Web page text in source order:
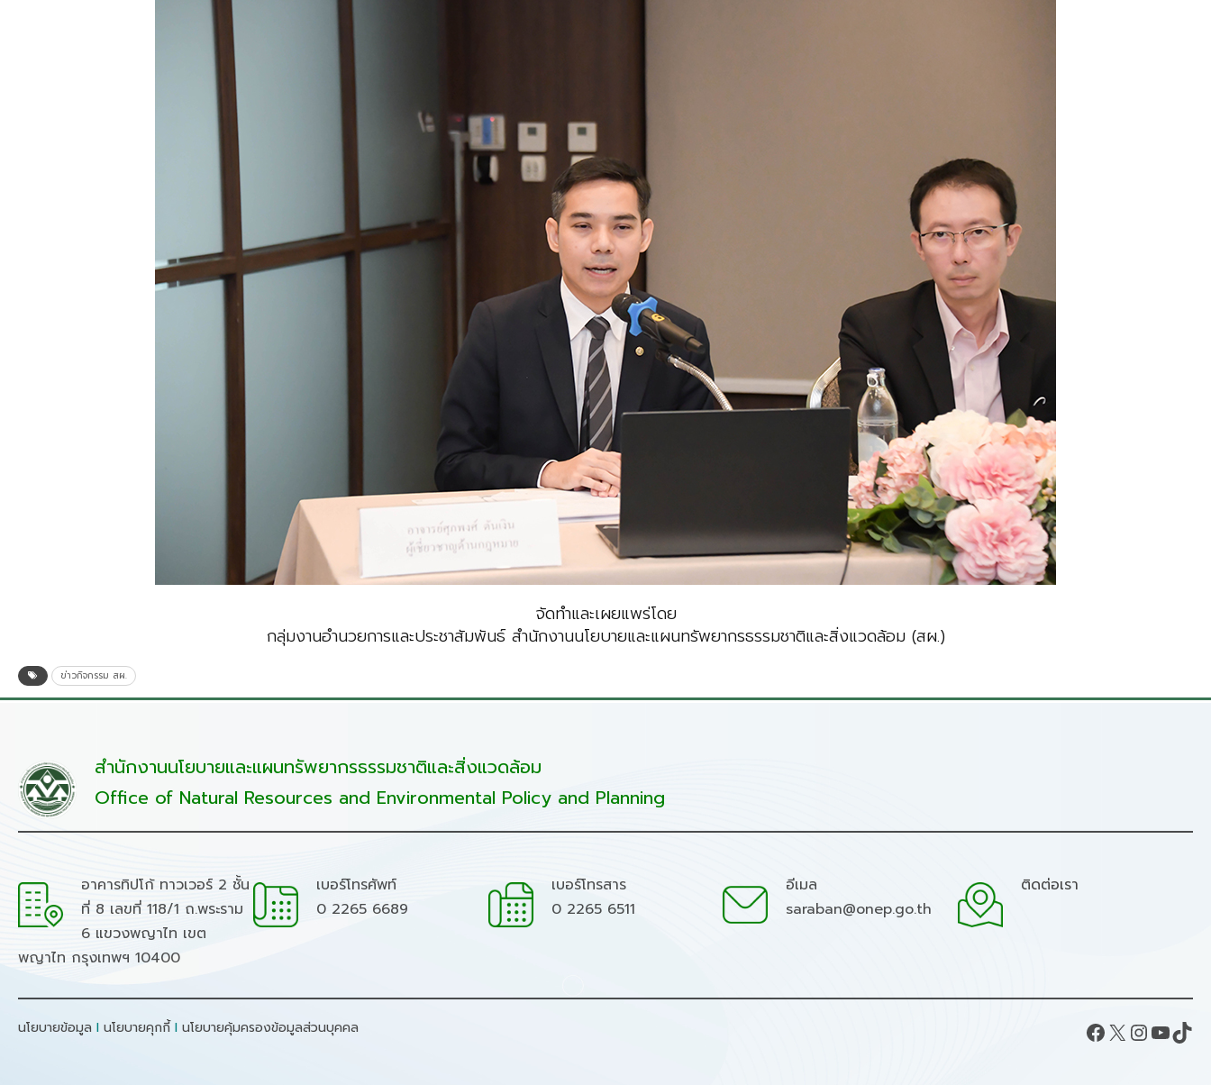
จัดทำและเผยแพร่โดย
กลุ่มงานอำนวยการและประชาสัมพันธ์ สำนักงานนโยบายและแผนทรัพยากรธรรมชาติและสิ่งแวดล้อม (สผ.)
ข่าวกิจกรรม สผ.
สำนักงานนโยบายและแผนทรัพยากรธรรมชาติและสิ่งแวดล้อม
Office of Natural Resources and Environmental Policy and Planning
อาคารทิปโก้ ทาวเวอร์ 2 ชั้น
ที่ 8 เลขที่ 118/1 ถ.พระราม
6 แขวงพญาไท เขต
พญาไท กรุงเทพฯ 10400
เบอร์โทรศัพท์
0 2265 6689
เบอร์โทรสาร
0 2265 6511
อีเมล
saraban@onep.go.th
ติดต่อเรา
นโยบายข้อมูล I นโยบายคุกกี้ I นโยบายคุ้มครองข้อมูลส่วนบุคคล Facebook X InstagramYouTube TikTok